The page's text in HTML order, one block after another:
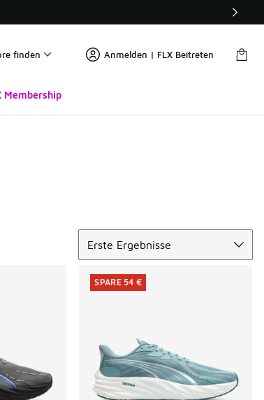
finden Anmelden | FLX Beitreten
Membership
Erste Ergebnisse
SPARE 54 €